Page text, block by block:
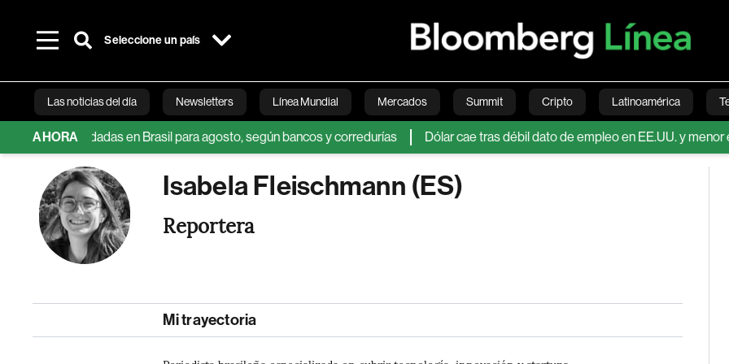
Seleccione un país
Las noticias del día Newsletters Línea Mundial Mercados Summit Cripto Latinoamérica
Bloomberg Green Economía Estilo de vida Mundo Videos
AHORA
recomendadas en Brasil para agosto, según bancos y corredurías Dólar cae tras débil dato de empleo en EE.UU. y menor
Isabela Fleischmann (ES)
Reportera
Mi trayectoria